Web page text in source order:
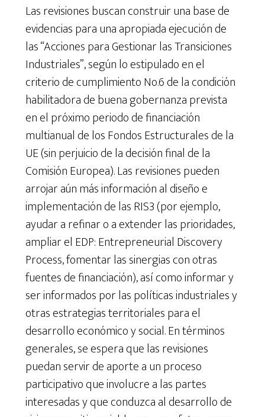
Las revisiones buscan construir una base de
evidencias para una apropiada ejecución de
las “Acciones para Gestionar las Transiciones
Industriales”, según lo estipulado en el
criterio de cumplimiento No.6 de la condición
habilitadora de buena gobernanza prevista
en el próximo periodo de financiación
multianual de los Fondos Estructurales de la
UE (sin perjuicio de la decisión final de la
Comisión Europea). Las revisiones pueden
arrojar aún más información al diseño e
implementación de las RIS3 (por ejemplo,
ayudar a refinar o a extender las prioridades,
ampliar el EDP: Entrepreneurial Discovery
Process, fomentar las sinergias con otras
fuentes de financiación), así como informar y
ser informados por las políticas industriales y
otras estrategias territoriales para el
desarrollo económico y social. En términos
generales, se espera que las revisiones
puedan servir de aporte a un proceso
participativo que involucre a las partes
interesadas y que conduzca al desarrollo de